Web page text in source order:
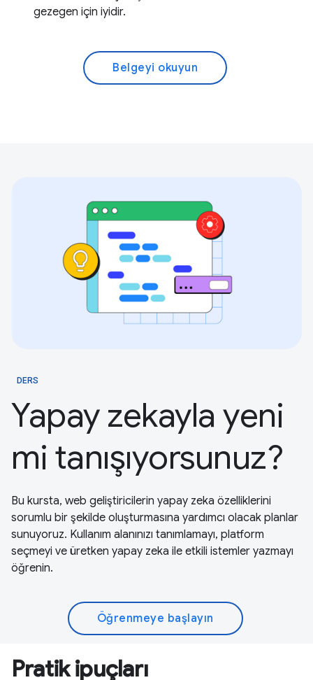
gezegen için iyidir.
Belgeyi okuyun
DERS
Yapay zekayla yeni
mi tanışıyorsunuz?
Bu kursta, web geliştiricilerin yapay zeka özelliklerini
sorumlu bir şekilde oluşturmasına yardımcı olacak planlar
sunuyoruz. Kullanım alanınızı tanımlamayı, platform
seçmeyi ve üretken yapay zeka ile etkili istemler yazmayı
öğrenin.
Öğrenmeye başlayın
Pratik ipuçları